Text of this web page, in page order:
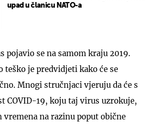
upad u članicu NATO-a
pojavio se na samom kraju 2019.
teško je predvidjeti kako će se
Mnogi stručnjaci vjeruju da će s
COVID-19, koju taj virus uzrokuje,
na razinu poput obične